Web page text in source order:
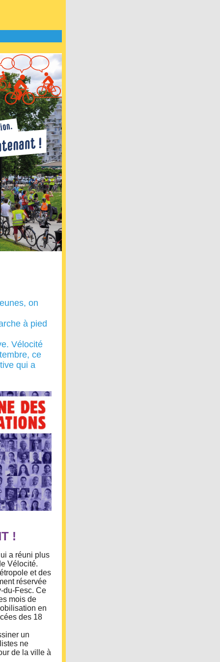
on
à pied
Vélocité
ce
qui a
!
a réuni plus
Vélocité.
et des
réservée
du-Fesc. Ce
mois de
en
des 18
un
ne
de la ville à